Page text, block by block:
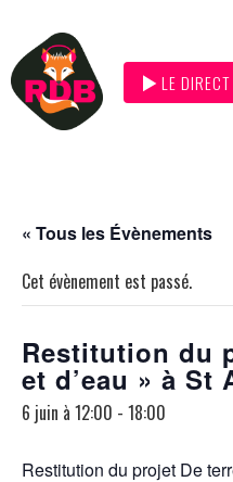
LE DIRECT
« Tous les Évènements
Cet évènement est passé.
Restitution du
et d’eau » à St
6 juin à 12:00 - 18:00
Restitution du projet De